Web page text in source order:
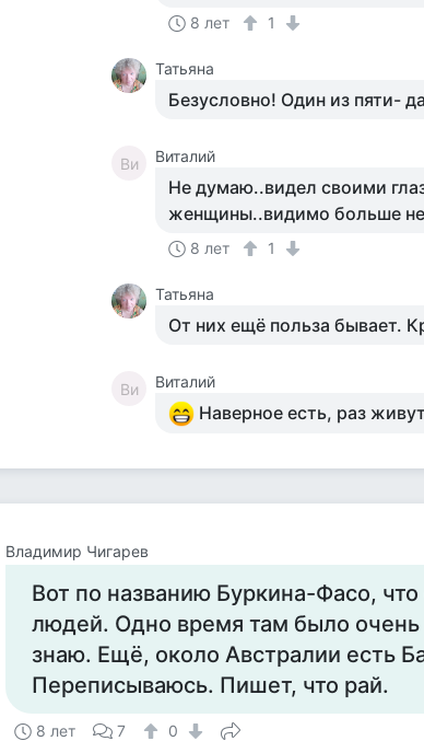
8 лет 1
Татьяна
Безусловно! Один из пяти-
Ви Виталий
Не думаю..видел своими
женщины..видимо больше
8 лет 1
Татьяна
От них ещё польза бывает.
Ви Виталий
Наверное есть, раз
Владимир Чигарев
Вот по названию Буркина-Фасо,
людей. Одно время там было
знаю. Ещё, около Австралии есть
Переписываюсь. Пишет, что рай.
8 лет 7 0